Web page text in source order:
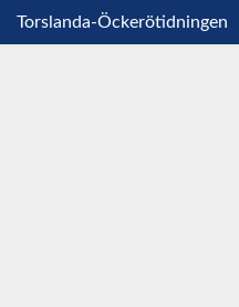
Torslanda-Öckerötidningen